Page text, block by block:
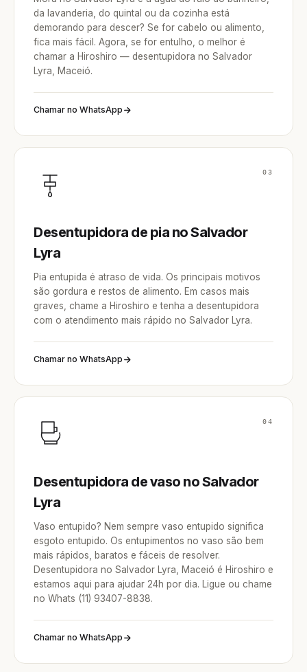
da lavanderia, do quintal ou da cozinha está
demorando para descer? Se for cabelo ou alimento,
fica mais fácil. Agora, se for entulho, o melhor é
chamar a Hiroshiro — desentupidora no Salvador
Lyra, Maceió.
Chamar no WhatsApp
03
Desentupidora de pia no Salvador
Lyra
Pia entupida é atraso de vida. Os principais motivos
são gordura e restos de alimento. Em casos mais
graves, chame a Hiroshiro e tenha a desentupidora
com o atendimento mais rápido no Salvador Lyra.
Chamar no WhatsApp
04
Desentupidora de vaso no Salvador
Lyra
Vaso entupido? Nem sempre vaso entupido significa
esgoto entupido. Os entupimentos no vaso são bem
mais rápidos, baratos e fáceis de resolver.
Desentupidora no Salvador Lyra, Maceió é Hiroshiro e
estamos aqui para ajudar 24h por dia. Ligue ou chame
no Whats (11) 93407-8838.
Chamar no WhatsApp